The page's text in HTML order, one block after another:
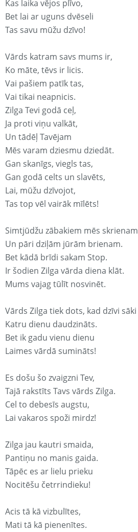
Kas laika vējos plīvo,
Bet lai ar uguns dvēseli
Tas savu mūžu dzīvo!
Vārds katram savs mums ir,
Ko māte, tēvs ir licis.
Vai pašiem patīk tas,
Vai tikai neapnicis.
Zilga Tevi godā ceļ,
Ja proti viņu valkāt,
Un tādēļ Tavējam
Mēs varam dziesmu dziedāt.
Gan skanīgs, viegls tas,
Gan godā celts un slavēts,
Lai, mūžu dzīvojot,
Tas top vēl vairāk mīlēts!
Simtjūdžu zābakiem mēs skrienam
Un pāri dziļām jūrām brienam.
Bet kādā brīdi sakam Stop.
Ir šodien Zilga vārda diena klāt.
Mums vajag tūlīt nosvinēt.
Vārds Zilga tiek dots, kad dzīvi sāki
Katru dienu daudzināts.
Bet ik gadu vienu dienu
Laimes vārdā sumināts!
Es došu šo zvaigzni Tev,
Tajā rakstīts Tavs vārds Zilga.
Cel to debesīs augstu,
Lai vakaros spoži mirdz!
Zilga jau kautri smaida,
Pantiņu no manis gaida.
Tāpēc es ar lielu prieku
Nocitēšu četrrindieku!
Acis tā kā vizbulītes,
Mati tā kā pienenītes.